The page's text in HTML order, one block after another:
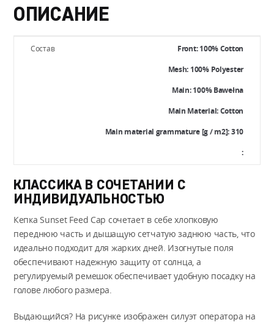
Cotton
ОПИСАНИЕ
Состав
Front: 100% Cotton
Mesh: 100% Polyester
Main: 100% Bawełna
Main Material: Cotton
Main material grammature [g / m2]: 310
:
КЛАССИКА В СОЧЕТАНИИ С
ИНДИВИДУАЛЬНОСТЬЮ
Кепка Sunset Feed Cap сочетает в себе хлопковую
переднюю часть и дышащую сетчатую заднюю часть, что
идеально подходит для жарких дней. Изогнутые поля
обеспечивают надежную защиту от солнца, а
регулируемый ремешок обеспечивает удобную посадку на
голове любого размера.
Выдающийся? На рисунке изображен силуэт оператора на